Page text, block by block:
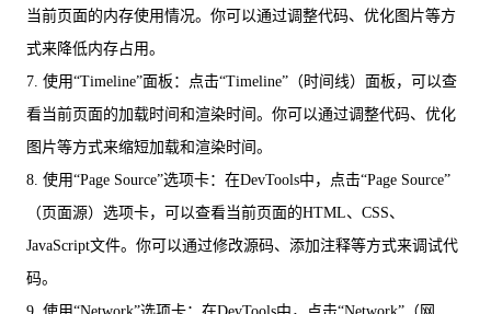
当前页面的内存使用情况。你可以通过调整代码、优化图片等方
式来降低内存占用。
7. 使用“Timeline”面板：点击“Timeline”（时间线）面板，可以查
看当前页面的加载时间和渲染时间。你可以通过调整代码、优化
图片等方式来缩短加载和渲染时间。
8. 使用“Page Source”选项卡：在DevTools中，点击“Page Source”
（页面源）选项卡，可以查看当前页面的HTML、CSS、
JavaScript文件。你可以通过修改源码、添加注释等方式来调试代
码。